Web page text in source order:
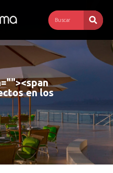
"><span
en los